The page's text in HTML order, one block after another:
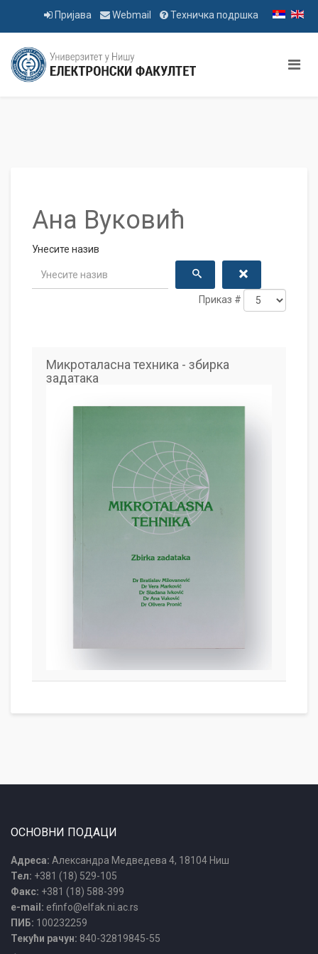
Пријава Webmail Техничка подршка
Ана Вуковић
Унесите назив
Приказ #
Микроталасна техника - збирка
задатака
ОСНОВНИ ПОДАЦИ
Адреса: Александра Медведева 4, 18104 Ниш
Тел: +381 (18) 529-105
Факс: +381 (18) 588-399
e-mail: efinfo@elfak.ni.ac.rs
ПИБ: 100232259
Текући рачун: 840-32819845-55